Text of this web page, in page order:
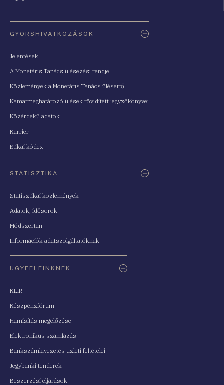
GYORSHIVATKOZÁSOK
Jelentések
A Monetáris Tanács ülésezési rendje
Közlemények a Monetáris Tanács üléseiről
Kamatmeghatározó ülések rövidített jegyzőkönyvei
Közérdekű adatok
Karrier
Etikai kódex
STATISZTIKA
Statisztikai közlemények
Adatok, idősorok
Módszertan
Információk adatszolgáltatóknak
ÜGYFELEINKNEK
KLIR
Készpénzfórum
Hamisítás megelőzése
Elektronikus számlázás
Bankszámlavezetés üzleti feltételei
Jegybanki tenderek
Beszerzési eljárások